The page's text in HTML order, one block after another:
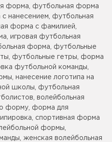
форма, футбольная форма
нанесением, футбольная
форма с фамилией,
игровая футбольная
форма, футбольные
футбольные гетры, форма
футбольной команды,
нанесение логотипа на
школы, футбольная
волейбольная
форму, форма для
спортивная форма
формы,
женская волейбольная